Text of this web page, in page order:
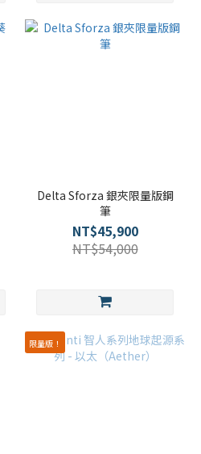
Delta Sforza 銀夾限量版鋼
筆
NT$45,900
NT$54,000
限量版！